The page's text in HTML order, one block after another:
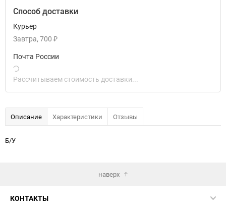
Способ доставки
Курьер
Завтра 700 ₽
Почта России
Рассчитываем стоимость доставки...
Описание Характеристики Отзывы
Б/У
наверх
КОНТАКТЫ